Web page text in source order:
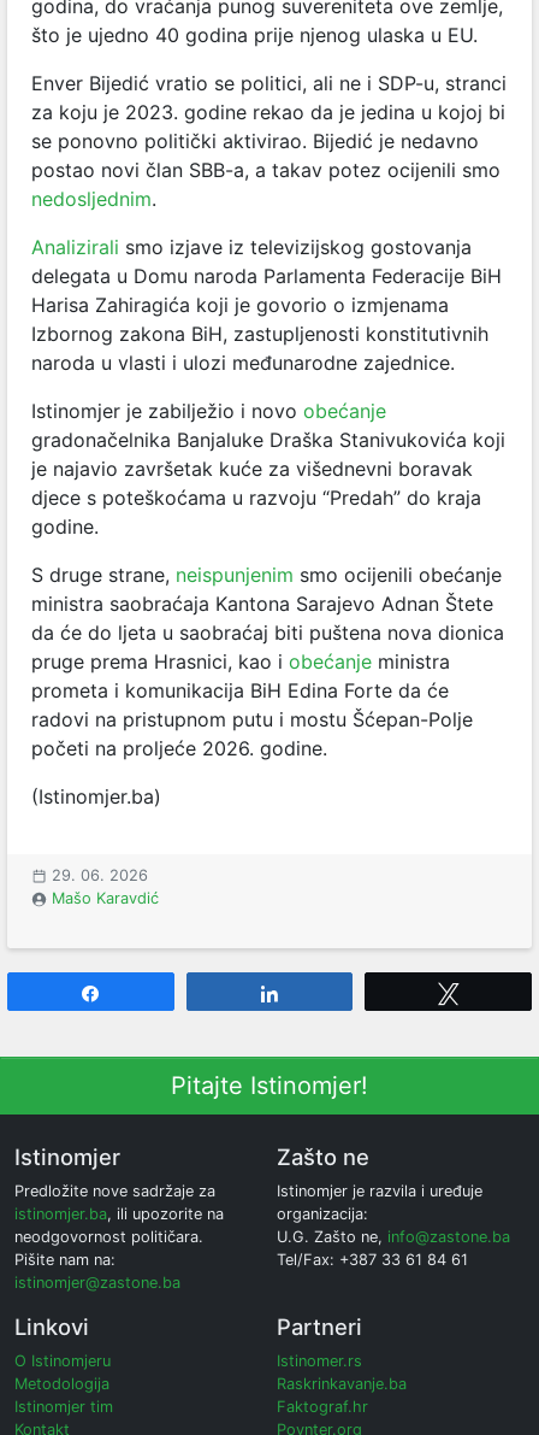
godina, do vraćanja punog suvereniteta ove zemlje,
što je ujedno 40 godina prije njenog ulaska u EU.
Enver Bijedić vratio se politici, ali ne i SDP-u, stranci
za koju je 2023. godine rekao da je jedina u kojoj bi
se ponovno politički aktivirao. Bijedić je nedavno
postao novi član SBB-a, a takav potez ocijenili smo
nedosljednim.
Analizirali smo izjave iz televizijskog gostovanja
delegata u Domu naroda Parlamenta Federacije BiH
Harisa Zahiragića koji je govorio o izmjenama
Izbornog zakona BiH, zastupljenosti konstitutivnih
naroda u vlasti i ulozi međunarodne zajednice.
Istinomjer je zabilježio i novo obećanje
gradonačelnika Banjaluke Draška Stanivukovića koji
je najavio završetak kuće za višednevni boravak
djece s poteškoćama u razvoju “Predah” do kraja
godine.
S druge strane, neispunjenim smo ocijenili obećanje
ministra saobraćaja Kantona Sarajevo Adnan Štete
da će do ljeta u saobraćaj biti puštena nova dionica
pruge prema Hrasnici, kao i obećanje ministra
prometa i komunikacija BiH Edina Forte da će
radovi na pristupnom putu i mostu Šćepan-Polje
početi na proljeće 2026. godine.
(Istinomjer.ba)
29. 06. 2026
Mašo Karavdić
Pitajte Istinomjer!
Istinomjer
Predložite nove sadržaje za
istinomjer.ba, ili upozorite na
neodgovornost političara.
Pišite nam na:
istinomjer@zastone.ba
Zašto ne
Istinomjer je razvila i uređuje
organizacija:
U.G. Zašto ne, info@zastone.ba
Tel/Fax: +387 33 61 84 61
Linkovi
O Istinomjeru
Metodologija
Istinomjer tim
Kontakt
Partneri
Istinomer.rs
Raskrinkavanje.ba
Faktograf.hr
Poynter.org